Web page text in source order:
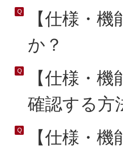
【仕様・
か？
【仕様・
確認する方
【仕様・